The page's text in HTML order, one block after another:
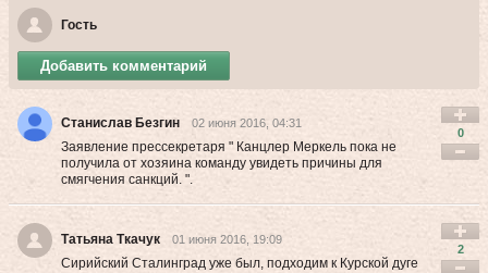
Гость
Добавить комментарий
Станислав Безгин 02 июня 2016, 04:31
Заявление прессекретаря " Канцлер Меркель пока не
получила от хозяина команду увидеть причины для
смягчения санкций. ".
0
Татьяна Ткачук 01 июня 2016, 19:09
Сирийский Сталинград уже был, подходим к Курской дуге
2